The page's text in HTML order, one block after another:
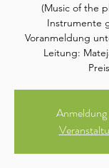
(Music of the
Instrumente
Voranmeldung
Leitung:
Anmeldung